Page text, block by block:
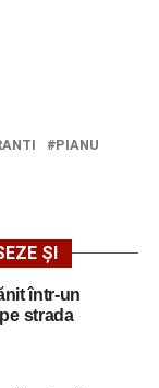
PIANU
ȘI
într-un
strada